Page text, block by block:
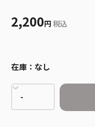
2,200円 税込
在庫： なし